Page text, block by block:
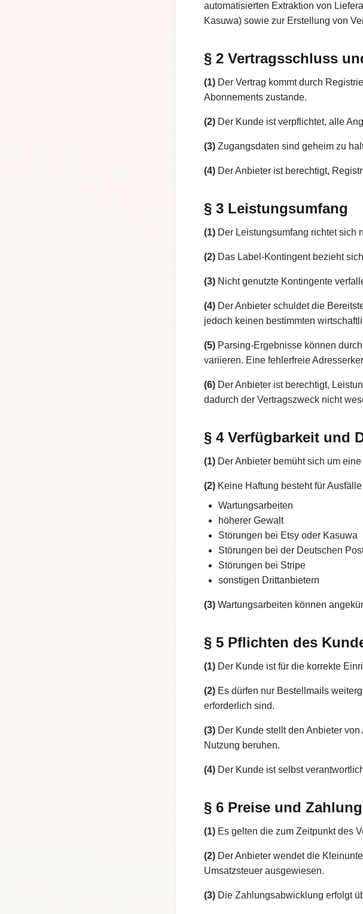
automatisierten Extraktion von
Kasuwa) sowie zur Erstellung von
§ 2 Vertragsschluss
(1) Der Vertrag kommt durch
Abonnements zustande.
(2) Der Kunde ist verpflichtet, alle
(3) Zugangsdaten sind geheim zu
(4) Der Anbieter ist berechtigt,
§ 3 Leistungsumfang
(1) Der Leistungsumfang richtet sich
(2) Das Label-Kontingent bezieht
(3) Nicht genutzte Kontingente
(4) Der Anbieter schuldet die
jedoch keinen bestimmten
(5) Parsing-Ergebnisse können
variieren. Eine fehlerfreie
(6) Der Anbieter ist berechtigt,
dadurch der Vertragszweck nicht
§ 4 Verfügbarkeit und
(1) Der Anbieter bemüht sich um
(2) Keine Haftung besteht für
Wartungsarbeiten
höherer Gewalt
Störungen bei Etsy oder Kasuwa
Störungen bei der Deutschen
Störungen bei Stripe
sonstigen Drittanbietern
(3) Wartungsarbeiten können
§ 5 Pflichten des
(1) Der Kunde ist für die korrekte
(2) Es dürfen nur Bestellmails
erforderlich sind.
(3) Der Kunde stellt den Anbieter
Nutzung beruhen.
(4) Der Kunde ist selbst
§ 6 Preise und
(1) Es gelten die zum Zeitpunkt des
(2) Der Anbieter wendet die
Umsatzsteuer ausgewiesen.
(3) Die Zahlungsabwicklung erfolgt